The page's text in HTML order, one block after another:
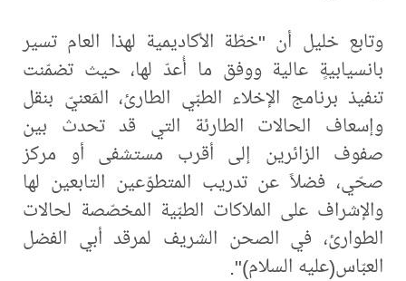
وتابع خليل أن "خطّة الأكاديمية لهذا العام تسير
بانسيابيةٍ عالية ووفق ما أُعدّ لها، حيث تضمّنت
تنفيذ برنامج الإخلاء الطبّي الطارئ، المَعنيّ بنقل
وإسعاف الحالات الطارئة التي قد تحدث بين
صفوف الزائرين إلى أقرب مستشفى أو مركز
صحّي، فضلاً عن تدريب المتطوّعين التابعين لها
والإشراف على الملاكات الطبّية المخصّصة لحالات
الطوارئ، في الصحن الشريف لمرقد أبي الفضل
العبّاس(عليه السلام)".